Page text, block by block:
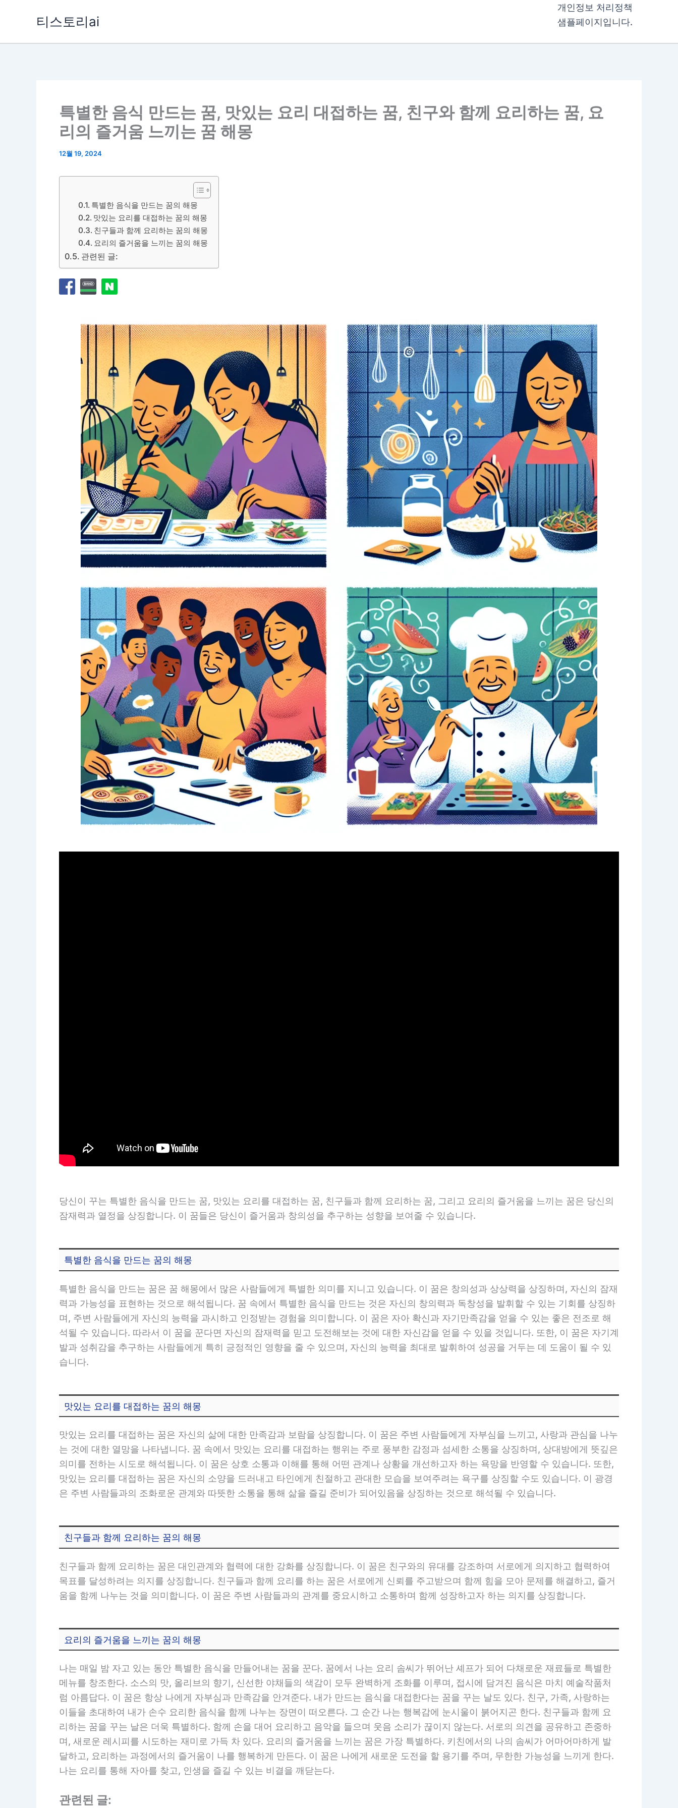
티스토리ai
개인정보 처리정책
샘플페이지입니다.
특별한 음식 만드는 꿈, 맛있는 요리 대접하는 꿈, 친구와 함께 요리하는 꿈, 요
리의 즐거움 느끼는 꿈 해몽
12월 19, 2024
특별한 음식을 만드는 꿈의 해몽
맛있는 요리를 대접하는 꿈의 해몽
친구들과 함께 요리하는 꿈의 해몽
요리의 즐거움을 느끼는 꿈의 해몽
관련된 글:
당신이 꾸는 특별한 음식을 만드는 꿈, 맛있는 요리를 대접하는 꿈, 친구들과 함께 요리하는 꿈, 그리고 요리의 즐거움을 느끼는 꿈은 당신의
잠재력과 열정을 상징합니다. 이 꿈들은 당신이 즐거움과 창의성을 추구하는 성향을 보여줄 수 있습니다.
특별한 음식을 만드는 꿈의 해몽
특별한 음식을 만드는 꿈은 꿈 해몽에서 많은 사람들에게 특별한 의미를 지니고 있습니다. 이 꿈은 창의성과 상상력을 상징하며, 자신의 잠재
력과 가능성을 표현하는 것으로 해석됩니다. 꿈 속에서 특별한 음식을 만드는 것은 자신의 창의력과 독창성을 발휘할 수 있는 기회를 상징하
며, 주변 사람들에게 자신의 능력을 과시하고 인정받는 경험을 의미합니다. 이 꿈은 자아 확신과 자기만족감을 얻을 수 있는 좋은 전조로 해
석될 수 있습니다. 따라서 이 꿈을 꾼다면 자신의 잠재력을 믿고 도전해보는 것에 대한 자신감을 얻을 수 있을 것입니다. 또한, 이 꿈은 자기계
발과 성취감을 추구하는 사람들에게 특히 긍정적인 영향을 줄 수 있으며, 자신의 능력을 최대로 발휘하여 성공을 거두는 데 도움이 될 수 있
습니다.
맛있는 요리를 대접하는 꿈의 해몽
맛있는 요리를 대접하는 꿈은 자신의 삶에 대한 만족감과 보람을 상징합니다. 이 꿈은 주변 사람들에게 자부심을 느끼고, 사랑과 관심을 나누
는 것에 대한 열망을 나타냅니다. 꿈 속에서 맛있는 요리를 대접하는 행위는 주로 풍부한 감정과 섬세한 소통을 상징하며, 상대방에게 뜻깊은
의미를 전하는 시도로 해석됩니다. 이 꿈은 상호 소통과 이해를 통해 어떤 관계나 상황을 개선하고자 하는 욕망을 반영할 수 있습니다. 또한,
맛있는 요리를 대접하는 꿈은 자신의 소양을 드러내고 타인에게 친절하고 관대한 모습을 보여주려는 욕구를 상징할 수도 있습니다. 이 광경
은 주변 사람들과의 조화로운 관계와 따뜻한 소통을 통해 삶을 즐길 준비가 되어있음을 상징하는 것으로 해석될 수 있습니다.
친구들과 함께 요리하는 꿈의 해몽
친구들과 함께 요리하는 꿈은 대인관계와 협력에 대한 강화를 상징합니다. 이 꿈은 친구와의 유대를 강조하며 서로에게 의지하고 협력하여
목표를 달성하려는 의지를 상징합니다. 친구들과 함께 요리를 하는 꿈은 서로에게 신뢰를 주고받으며 함께 힘을 모아 문제를 해결하고, 즐거
움을 함께 나누는 것을 의미합니다. 이 꿈은 주변 사람들과의 관계를 중요시하고 소통하며 함께 성장하고자 하는 의지를 상징합니다.
요리의 즐거움을 느끼는 꿈의 해몽
나는 매일 밤 자고 있는 동안 특별한 음식을 만들어내는 꿈을 꾼다. 꿈에서 나는 요리 솜씨가 뛰어난 셰프가 되어 다채로운 재료들로 특별한
메뉴를 창조한다. 소스의 맛, 올리브의 향기, 신선한 야채들의 색감이 모두 완벽하게 조화를 이루며, 접시에 담겨진 음식은 마치 예술작품처
럼 아름답다. 이 꿈은 항상 나에게 자부심과 만족감을 안겨준다. 내가 만드는 음식을 대접한다는 꿈을 꾸는 날도 있다. 친구, 가족, 사랑하는
이들을 초대하여 내가 손수 요리한 음식을 함께 나누는 장면이 떠오른다. 그 순간 나는 행복감에 눈시울이 붉어지곤 한다. 친구들과 함께 요
리하는 꿈을 꾸는 날은 더욱 특별하다. 함께 손을 대어 요리하고 음악을 들으며 웃음 소리가 끊이지 않는다. 서로의 의견을 공유하고 존중하
며, 새로운 레시피를 시도하는 재미로 가득 차 있다. 요리의 즐거움을 느끼는 꿈은 가장 특별하다. 키친에서의 나의 솜씨가 어마어마하게 발
달하고, 요리하는 과정에서의 즐거움이 나를 행복하게 만든다. 이 꿈은 나에게 새로운 도전을 할 용기를 주며, 무한한 가능성을 느끼게 한다.
나는 요리를 통해 자아를 찾고, 인생을 즐길 수 있는 비결을 깨닫는다.
관련된 글: